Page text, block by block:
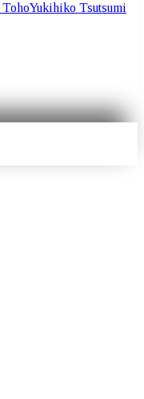
Yukihiko Tsutsumi